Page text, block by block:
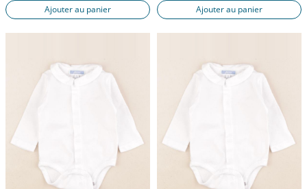
Ajouter au panier Ajouter au panier